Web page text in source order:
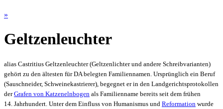
»
Geltzenleuchter
alias Castritius Geltzenleuchter (Geltzenlichter und andere Schreibvarianten)
gehört zu den ältesten für DA belegten Familiennamen. Ursprünglich ein Beruf
(Sauschneider, Schweinekastrierer), begegnet er in den Landgerichtsprotokollen
derGrafen von Katzenelnbogen als Familienname bereits seit dem frühen
14. Jahrhundert. Unter dem Einfluss von Humanismus und Reformation wurde